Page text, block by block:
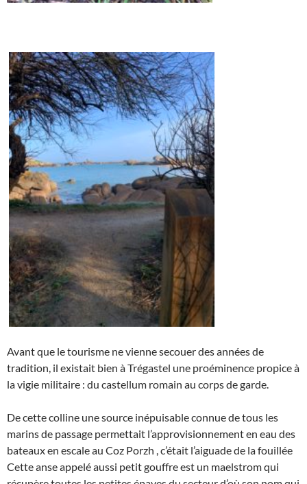
Avant que le tourisme ne vienne secouer des années de
tradition, il existait bien à Trégastel une proéminence propice à
la vigie militaire : du castellum romain au corps de garde.
De cette colline une source inépuisable connue de tous les
marins de passage permettait l’approvisionnement en eau des
bateaux en escale au Coz Porzh , c’était l’aiguade de la fouillée
Cette anse appelé aussi petit gouffre est un maelstrom qui